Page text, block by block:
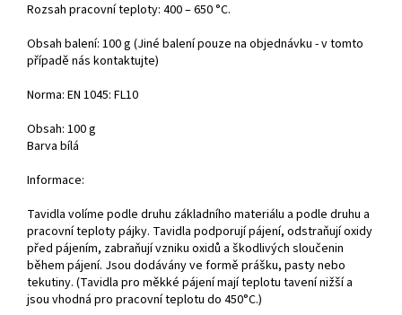
Rozsah pracovní teploty: 400 – 650 °C.
Obsah balení: 100 g (Jiné balení pouze na objednávku - v tomto
případě nás kontaktujte)
Norma: EN 1045: FL10
Obsah: 100 g
Barva bílá
Informace:
Tavidla volíme podle druhu základního materiálu a podle druhu a
pracovní teploty pájky. Tavidla podporují pájení, odstraňují oxidy
před pájením, zabraňují vzniku oxidů a škodlivých sloučenin
během pájení. Jsou dodávány ve formě prášku, pasty nebo
tekutiny. (Tavidla pro měkké pájení mají teplotu tavení nižší a
jsou vhodná pro pracovní teplotu do 450°C.)